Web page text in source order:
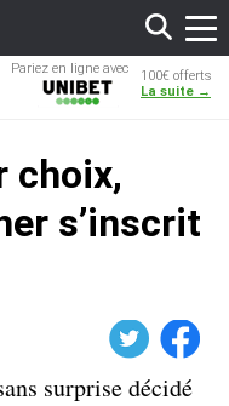
déjà une
Dwane Casey
bientôt coach
Pariez en ligne avec
100€ offerts
La suite →
choix,
s’inscrit
Facebook
surprise décidé